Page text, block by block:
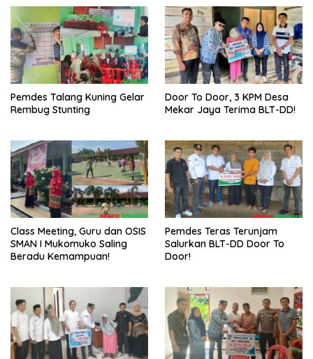
Pemdes Talang Kuning Gelar
Rembug Stunting
Door To Door, 3 KPM Desa
Mekar Jaya Terima BLT-DD!
Class Meeting, Guru dan OSIS
SMAN I Mukomuko Saling
Beradu Kemampuan!
Pemdes Teras Terunjam
Salurkan BLT-DD Door To
Door!